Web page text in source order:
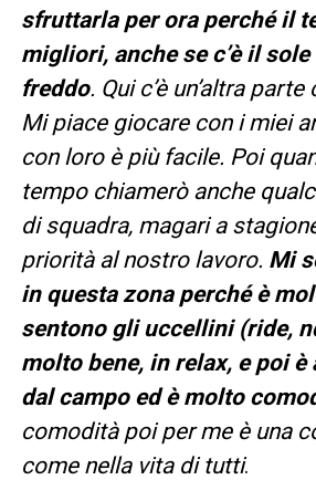
sfruttarla per ora perché il
migliori, anche se c’è il sole
freddo. Qui c’è un’altra
Mi piace giocare con i miei
con loro è più facile. Poi
tempo chiamerò anche
di squadra, magari a
priorità al nostro lavoro. Mi
in questa zona perché è
sentono gli uccellini (ride,
molto bene, in relax, e poi
dal campo ed è molto
comodità poi per me è una
come nella vita di tutti.